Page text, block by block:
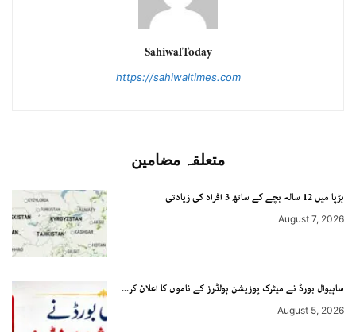
SahiwalToday
https://sahiwaltimes.com
متعلقہ مضامین
ہڑپا میں 12 سالہ بچے کے ساتھ 3 افراد کی زیادتی
August 7, 2026
ساہیوال بورڈ نے میٹرک پوزیشن ہولڈرز کے ناموں کا اعلان کر...
August 5, 2026